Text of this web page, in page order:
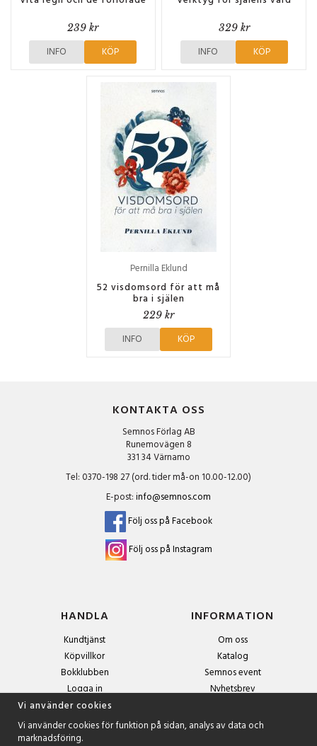
239 kr
INFO KÖP
329 kr
INFO KÖP
Pernilla Eklund
52 visdomsord för att må
bra i själen
229 kr
INFO KÖP
KONTAKTA OSS
Semnos Förlag AB
Runemovägen 8
331 34 Värnamo
Tel: 0370-198 27 (ord. tider må-on 10.00-12.00)
E-post:info@semnos.com
Följ oss på Facebook
Följ oss på Instagram
HANDLA
Kundtjänst
Köpvillkor
Bokklubben
Logga in
INFORMATION
Om oss
Katalog
Semnos event
Nyhetsbrev
Vi använder cookies
Vi använder cookies för funktion på sidan, analys av data och
marknadsföring.